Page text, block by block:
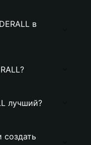
в
лучший?
создать